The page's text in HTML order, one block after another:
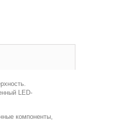
LED-
компоненты,